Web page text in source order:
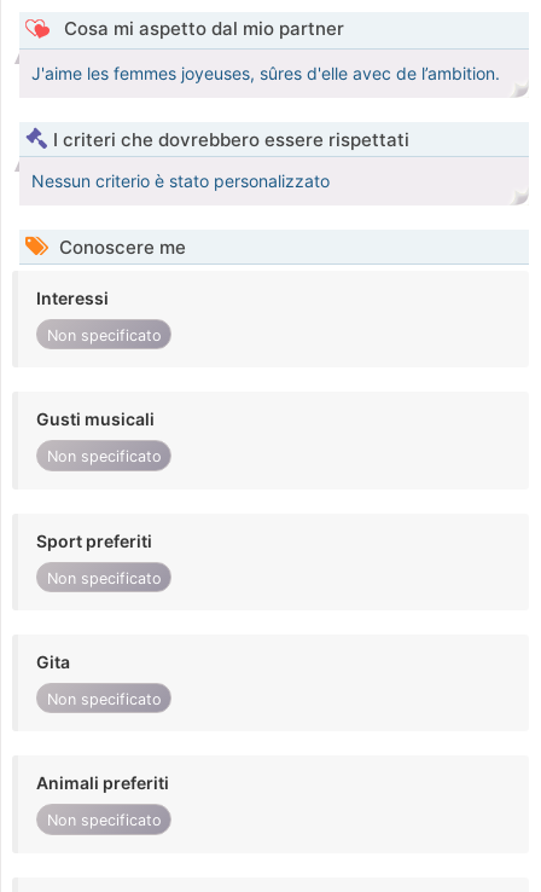
Cosa mi aspetto dal mio partner
J'aime les femmes joyeuses, sûres d'elle avec de l’ambition.
I criteri che dovrebbero essere rispettati
Nessun criterio è stato personalizzato
Conoscere me
Interessi
Non specificato
Gusti musicali
Non specificato
Sport preferiti
Non specificato
Gita
Non specificato
Animali preferiti
Non specificato